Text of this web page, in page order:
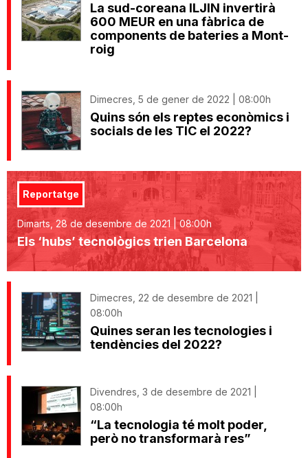
La sud-coreana ILJIN invertirà
600 MEUR en una fàbrica de
components de bateries a Mont-
roig
Dimecres, 5 de gener de 2022 | 08:00h
Quins són els reptes econòmics i
socials de les TIC el 2022?
Reportatge
Dimarts, 28 de desembre de 2021 | 08:00h
Els ‘hubs’ tecnològics trien Barcelona
Dimecres, 22 de desembre de 2021 |
08:00h
Quines seran les tecnologies i
tendències del 2022?
Divendres, 3 de desembre de 2021 |
08:00h
“La tecnologia té molt poder,
però no transformarà res”